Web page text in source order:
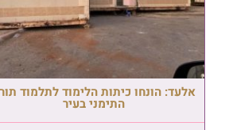
אלעד: הונחו כיתות הלימוד לתלמוד
התימני בעיר